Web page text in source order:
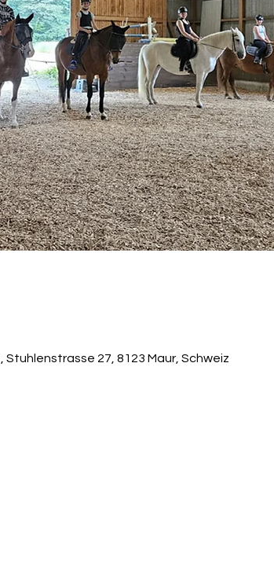
27, 8123 Maur, Schweiz